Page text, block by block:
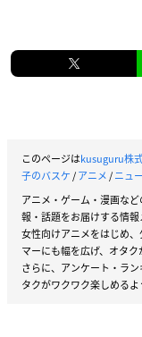
このページはkusuguru株
子のバスケ/アニメ/ニュ
アニメ・ゲーム・漫画な
報・話題をお届けする情報
女性向けアニメをはじめ
マーにも幅を広げ、オタク
さらに、アンケート・ラ
タクがワクワク楽しめるよ